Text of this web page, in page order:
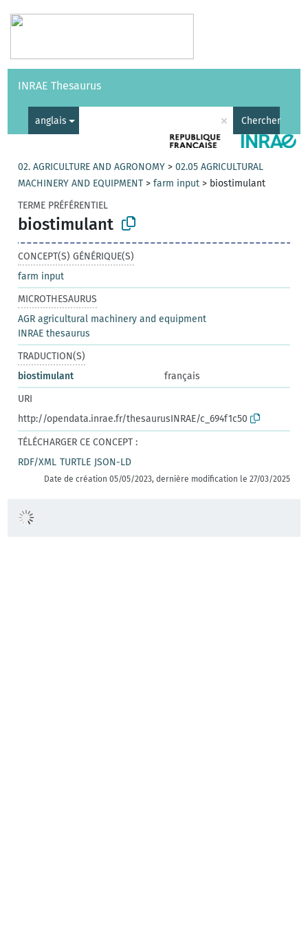
Vocabulaires API
INRAE Thesaurus
anglais × Chercher
02. AGRICULTURE AND AGRONOMY >02.05 AGRICULTURAL
MACHINERY AND EQUIPMENT >farm input > biostimulant
TERME PRÉFÉRENTIEL
biostimulant
CONCEPT(S) GÉNÉRIQUE(S)
farm input
MICROTHESAURUS
AGR agricultural machinery and equipment
INRAE thesaurus
TRADUCTION(S)
biostimulant
français
URI
http://opendata.inrae.fr/thesaurusINRAE/c_694f1c50
TÉLÉCHARGER CE CONCEPT :
RDF/XML TURTLE JSON-LD
Date de création 05/05/2023, dernière modification le 27/03/2025